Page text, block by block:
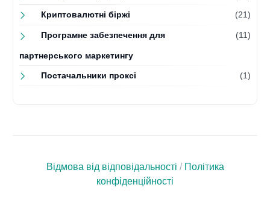
Криптовалютні біржі (21)
Програмне забезпечення для
партнерського маркетингу
(11)
Постачальники проксі (1)
Відмова від відповідальності / Політика
конфіденційності